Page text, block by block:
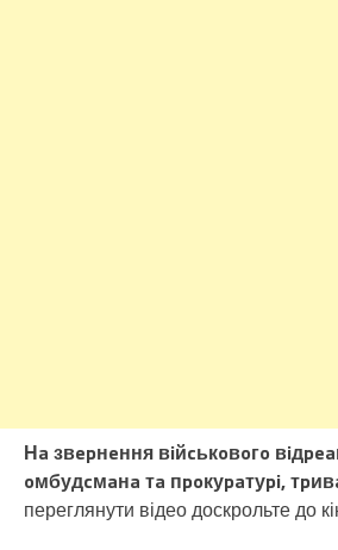
Нa звepнeння вiйcькoвoгo
oмбудcмaнa тa пpoкуpaтуpi,
переглянути відео доскрольте до